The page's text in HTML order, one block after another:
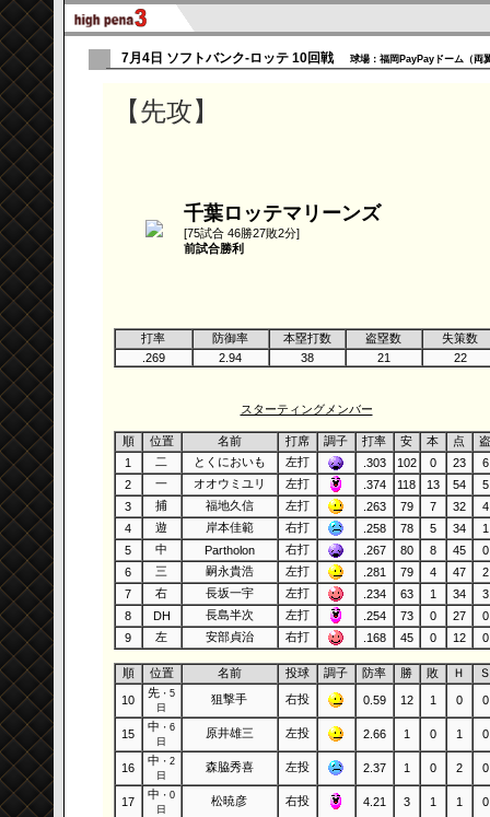
7月4日 ソフトバンク-ロッテ 10回戦 球場：福岡PayPayドーム（両
【先攻】
千葉ロッテマリーンズ
[75試合 46勝27敗2分]
前試合勝利
打率 防御率 本塁打数 盗塁数
失策数
.269
2.94 38 21 22
スターティングメンバー
順 位置 名前 打席 調子 打率 安 本 点
盗
1
二 とくにおいも 左打 .303 102 0 23
6
2
一 オオウミユリ 左打 .374 118 13 54
5
3
捕 福地久信 左打 .263 79 7 32
4
4
遊 岸本佳範 右打 .258 78 5 34
1
5
中 Partholon 右打 .267 80 8 45
0
6
三 嗣永貴浩 左打 .281 79 4 47
2
7
右 長坂一宇 左打 .234 63 1 34
3
8
DH 長島半次 左打 .254 73 0 27
0
9
左 安部貞治 右打 .168 45 0 12 0
順 位置 名前 投球 調子 防率 勝 敗 Ｈ Ｓ
10
先 ・5
日
狙撃手 右投 0.59 12 1 0 0
15
中 ・6
日
原井雄三 左投 2.66 1 0 1 0
16
中 ・2
日
森脇秀喜 左投 2.37 1 0 2 0
17
中 ・0
日
松暁彦 右投 4.21 3 1 1 0